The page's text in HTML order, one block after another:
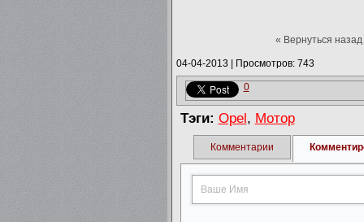
« Вернуться назад
04-04-2013 Просмотров: 743
0
Тэги: Opel, Мотор
Комментарии